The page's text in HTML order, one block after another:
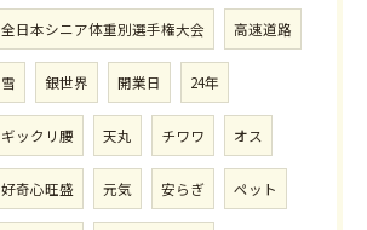
全日本シニア体重別選手権大会 高速道路
雪 銀世界 開業日 24年
ギックリ腰 天丸 チワワ オス
好奇心旺盛 元気 安らぎ ペット